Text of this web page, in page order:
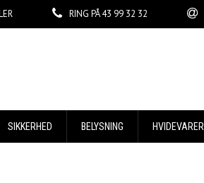
RING PÅ43 99 32 32
SIKKERHED BELYSNING HVIDEVARER